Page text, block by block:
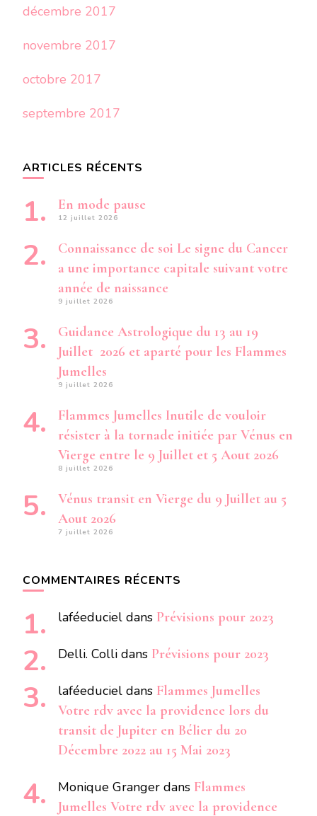
décembre 2017
novembre 2017
octobre 2017
septembre 2017
ARTICLES RÉCENTS
En mode pause
12 juillet 2026
Connaissance de soi Le signe du Cancer
a une importance capitale suivant votre
année de naissance
9 juillet 2026
Guidance Astrologique du 13 au 19
Juillet 2026 et aparté pour les Flammes
Jumelles
9 juillet 2026
Flammes Jumelles Inutile de vouloir
résister à la tornade initiée par Vénus en
Vierge entre le 9 Juillet et 5 Aout 2026
8 juillet 2026
Vénus transit en Vierge du 9 Juillet au 5
Aout 2026
7 juillet 2026
COMMENTAIRES RÉCENTS
laféeduciel dans Prévisions pour 2023
Delli. Colli dans Prévisions pour 2023
laféeduciel dans Flammes Jumelles
Votre rdv avec la providence lors du
transit de Jupiter en Bélier du 20
Décembre 2022 au 15 Mai 2023
Monique Granger dans Flammes
Jumelles Votre rdv avec la providence